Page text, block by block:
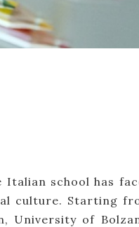
school has
culture. Starting
University of